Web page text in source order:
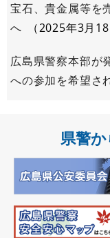
宝石、貴金属等を
へ
2025年3月18
広島県警察本部が
への参加を希望さ
県警